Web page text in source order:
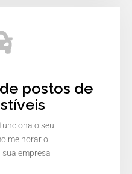
postos de
o seu
melhorar o
empresa